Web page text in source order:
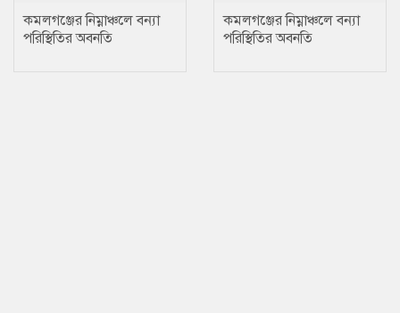
কমলগঞ্জের নিম্নাঞ্চলে বন্যা
পরিস্থিতির অবনতি
কমলগঞ্জের নিম্নাঞ্চলে বন্যা
পরিস্থিতির অবনতি